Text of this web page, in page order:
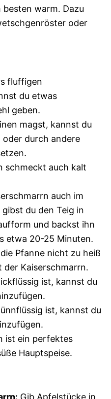
besten warm. Dazu
oder
fluffigen
du etwas
geben.
magst, kannst du
oder durch andere
schmeckt auch kalt
auch im
du den Teig in
und backst ihn
etwa 20-25 Minuten.
Pfanne nicht zu heiß
Kaiserschmarrn.
ist, kannst du
ist, kannst du
ist ein perfektes
Hauptspeise.
Gib Apfelstücke in